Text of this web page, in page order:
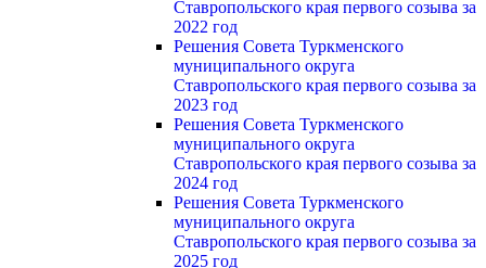
Ставропольского края первого созыва за
2022 год
Решения Совета Туркменского
муниципального округа
Ставропольского края первого созыва за
2023 год
Решения Совета Туркменского
муниципального округа
Ставропольского края первого созыва за
2024 год
Решения Совета Туркменского
муниципального округа
Ставропольского края первого созыва за
2025 год